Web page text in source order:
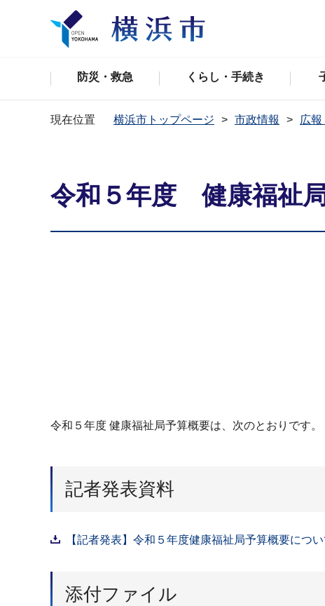
防災・救急 くらし・手続き
現在位置 横浜市トップページ 市政情報 広
令和５年度 健康福祉
令和５年度 健康福祉局予算概要は、次のとおりです。
記者発表資料
【記者発表】令和５年度健康福祉局予算概要につ
添付ファイル